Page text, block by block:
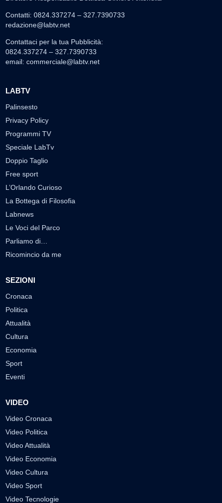
Contatti: 0824.337274 – 327.7390733
redazione@labtv.net
Contattaci per la tua Pubblicità:
0824.337274 – 327.7390733
email: commerciale@labtv.net
LABTV
Palinsesto
Privacy Policy
Programmi TV
Speciale LabTv
Doppio Taglio
Free sport
L’Orlando Curioso
La Bottega di Filosofia
Labnews
Le Voci del Parco
Parliamo di…
Ricomincio da me
SEZIONI
Cronaca
Politica
Attualità
Cultura
Economia
Sport
Eventi
VIDEO
Video Cronaca
Video Politica
Video Attualità
Video Economia
Video Cultura
Video Sport
Video Tecnologie